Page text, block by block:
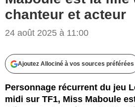
chanteur et acteur
24 août 2025 à 11:00
Ajoutez Allociné à vos sources préférées
Personnage récurrent du jeu
midi sur TF1, Miss Maboule